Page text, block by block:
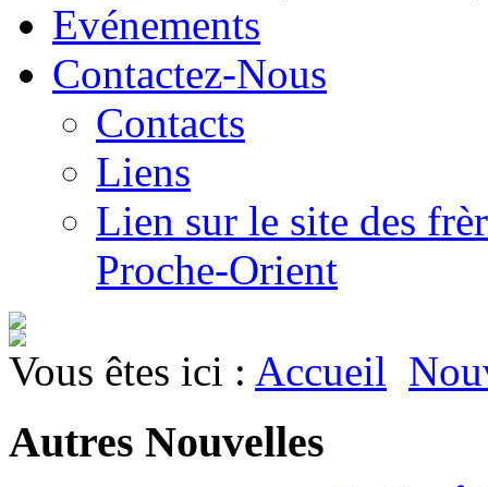
Evénements
Contactez-Nous
Contacts
Liens
Lien sur le site des
Proche-Orient
Vous êtes ici : Accueil
Autres Nouvelles